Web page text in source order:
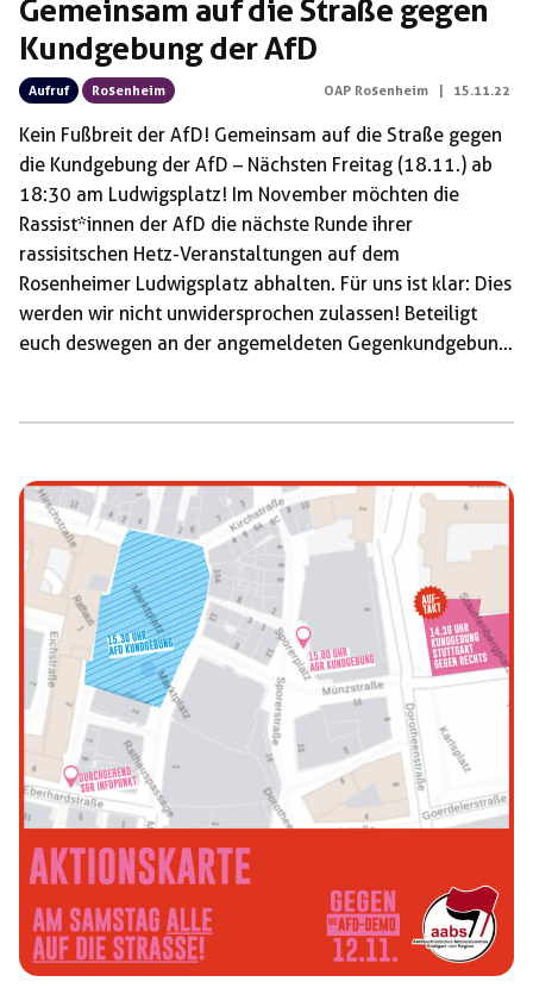
Gemeinsam auf die Straße gegen
Kundgebung der AfD
Aufruf Rosenheim OAP Rosenheim 15.11.22
Kein Fußbreit der AfD! Gemeinsam auf die Straße gegen
die Kundgebung der AfD – Nächsten Freitag (18.11.) ab
18:30 am Ludwigsplatz! Im November möchten die
Rassist*innen der AfD die nächste Runde ihrer
rassisitschen Hetz-Veranstaltungen auf dem
Rosenheimer Ludwigsplatz abhalten. Für uns ist klar: Dies
werden wir nicht unwidersprochen zulassen! Beteiligt
euch deswegen an der angemeldeten Gegenkundgebung
Diesen Versuch der AfD durch regelmäßige
Kundgebungen wie eine „normale“ Partei zu wirken,
müssen wir entschlossen verhindern! Gerade in Krisen
wie […]